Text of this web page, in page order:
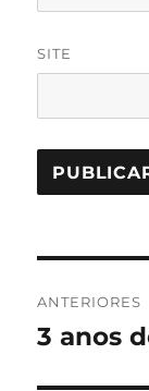
SITE
de
ANTERIORES
Post
3 anos